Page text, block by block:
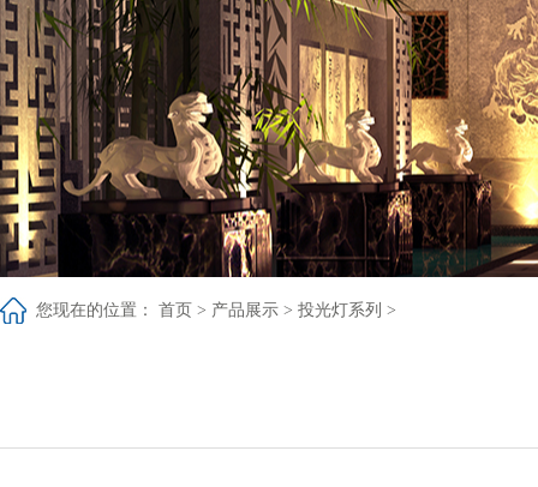
您现在的位置： 首页 > 产品展示 > 投光灯系列 >